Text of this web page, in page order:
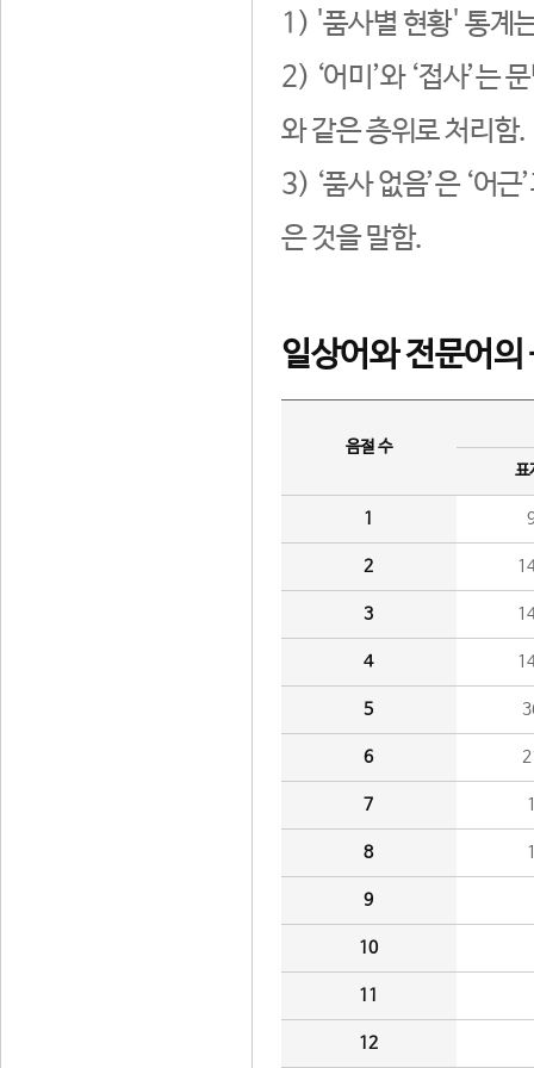
1) '품사별 현황' 통계
2) ‘어미’와 ‘접사’는
와 같은 층위로 처리함.
3) ‘품사 없음’은 ‘어
은 것을 말함.
일상어와 전문어의
음절 수
표
1
2
3
4
5
6
7
8
9
10
11
12